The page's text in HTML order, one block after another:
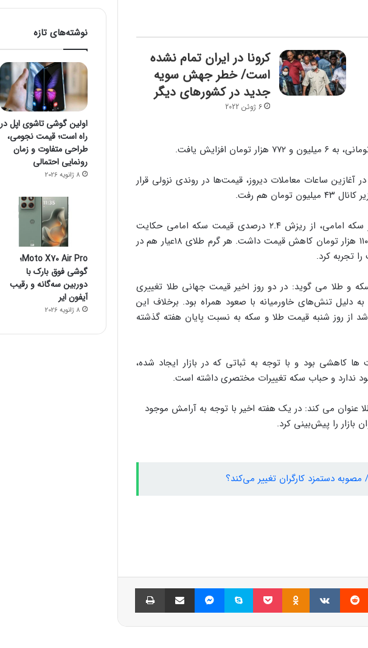
کرونا در ایران تمام نشده
است/ خطر جهش سویه
جدید در کشورهای دیگر
6 ژوئن 2022
آغازین ساعات معاملات دیروز، قیمت‌ها در روندی نزولی قرار
هم رفت.
به گزارش خبرگزاری خبرآنلاین، عملکرد یک هفته‌ای بازار سکه امامی، از ریزش ۲.۴ درصدی قیمت سکه امامی حکایت
دارد. به این ترتیب، هر قطعه سکه امامی یک میلیون و ۱۱۰ هزار تومان کاهش قیمت داشت. هر گرم طلای ۱۸عیار هم در
و طلا می گوید: در دو روز اخیر قیمت جهانی طلا تغییری
دلیل تنش‌های خاورمیانه با صعود همراه بود. برخلاف این
از روز شنبه قیمت طلا و سکه به نسبت پایان هفته گذشته
کاهشی بود و با توجه به ثباتی که در بازار ایجاد شده،
ندارد و حباب سکه تغییرات مختصری داشته است.
عنوان می کند: در یک هفته اخیر با توجه به آرامش موجود
بازار را پیش‌بینی کرد.
Reddit
VKontakte
Odnoklassniki پاکت اسکایپ مسنجر اشتراک گذاری با ایمیل
نوشته‌های تازه
اولین گوشی تاشوی اپل در
راه است؛ قیمت نجومی،
طراحی متفاوت و زمان
رونمایی احتمالی
8 ژانویه 2026
Moto X70 Air Pro؛
گوشی فوق بارک با
دوربین سه‌گانه و رقیب
آیفون ایر
8 ژانویه 2026